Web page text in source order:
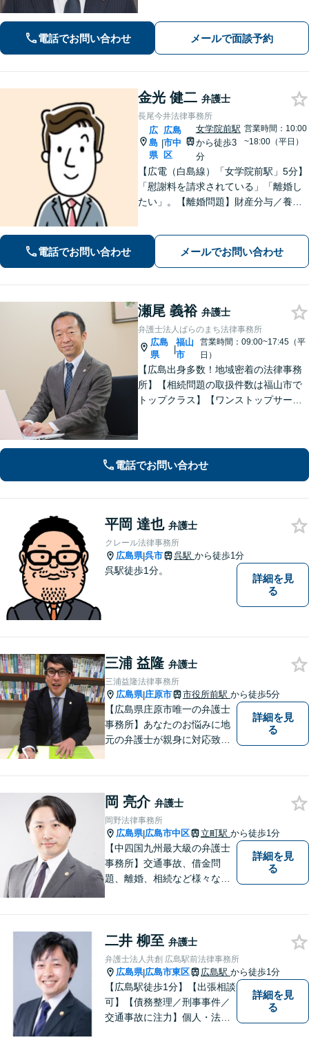
験を活かした的確な対応で、企業の発
展と経営をサポート。顧問契約もお任
電話でお問い合わせ メールで面談予約
金光 健二 弁護士
長尾今井法律事務所
広
島
県
|
広島
市中
区
女学院前駅
から徒歩3
分
営業時間：10:00
~18:00（平日）
【広電（白島線）「女学院前駅」5分】
「慰謝料を請求されている」「離婚し
たい」。【離婚問題】財産分与／養育
請求など【相続・遺言】料金は明確に
細かく設定【初回相談無料】
電話でお問い合わせ メールでお問い合わせ
瀬尾 義裕 弁護士
弁護士法人ばらのまち法律事務所
広島
県
|
福山
市
営業時間：09:00~17:45（平
日）
【広島出身多数！地域密着の法律事務
所】【相続問題の取扱件数は福山市で
トップクラス】【ワンストップサービ
遺言・相続、債務整理など、幅広い分
電話でお問い合わせ
平岡 達也 弁護士
クレール法律事務所
広島県|呉市 呉駅 から徒歩1分
呉駅徒歩1分。
詳細を見
る
三浦 益隆 弁護士
三浦益隆法律事務所
広島県|庄原市 市役所前駅 から徒歩5分
【広島県庄原市唯一の弁護士
事務所】あなたのお悩みに地
元の弁護士が親身に対応致し
詳細を見
る
岡 亮介 弁護士
岡野法律事務所
広島県|広島市中区 立町駅 から徒歩1分
【中四国九州最大級の弁護士
事務所】交通事故、借金問
題、離婚、相続など様々な問
い！
詳細を見
る
二井 柳至 弁護士
弁護士法人共創 広島駅前法律事務所
広島県|広島市東区 広島駅 から徒歩1分
【広島駅徒歩1分】【出張相談
可】【債務整理／刑事事件／
交通事故に注力】個人・法人
詳細を見
る